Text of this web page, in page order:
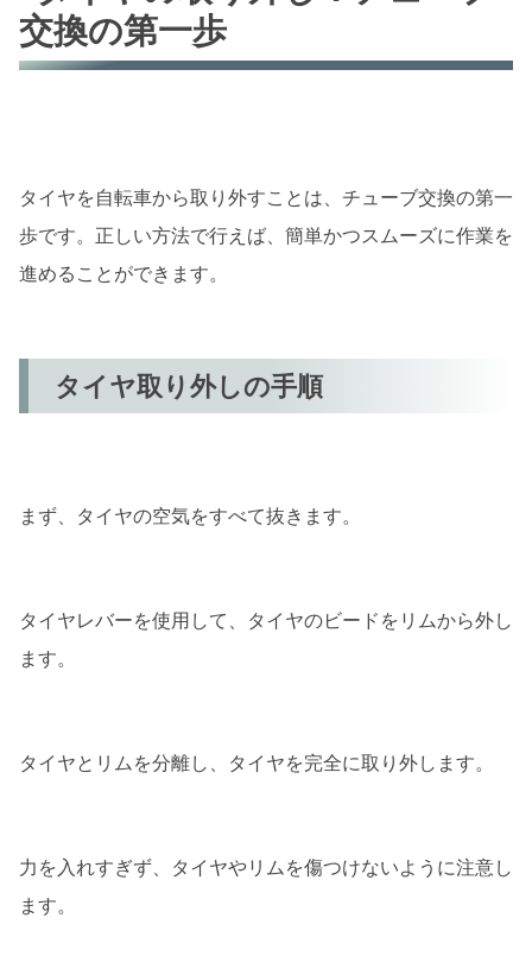
交換の第一歩
タイヤを自転車から取り外すことは、チューブ交換の第一
歩です。正しい方法で行えば、簡単かつスムーズに作業を
進めることができます。
タイヤ取り外しの手順
まず、タイヤの空気をすべて抜きます。
タイヤレバーを使用して、タイヤのビードをリムから外し
ます。
タイヤとリムを分離し、タイヤを完全に取り外します。
力を入れすぎず、タイヤやリムを傷つけないように注意し
ます。